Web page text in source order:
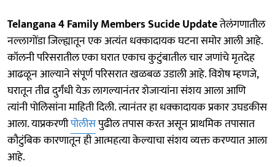
Telangana 4 Family Members Sucide Updateतेलंगणातील
नल्लागोंडा जिल्ह्यातून एक अत्यंत धक्कादायक घटना समोर आली आहे.
कॉलनी परिसरातील एका घरात एकाच कुटुंबातील चार जणांचे मृतदेह
आढळून आल्याने संपूर्ण परिसरात खळबळ उडाली आहे. विशेष म्हणजे,
घरातून तीव्र दुर्गंधी येऊ लागल्यानंतर शेजाऱ्यांना संशय आला आणि
त्यांनी पोलिसांना माहिती दिली. त्यानंतर हा धक्कादायक प्रकार उघडकीस
आला. याप्रकरणीपोलीसपुढील तपास करत असून प्राथमिक तपासात
कौटुंबिक कारणातून ही आत्महत्या केल्याचा संशय व्यक्त करण्यात आला
आहे.